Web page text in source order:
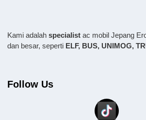
Kami adalah specialist ac mobil Jepang
dan besar, seperti ELF, BUS, UNIMOG,
Follow Us